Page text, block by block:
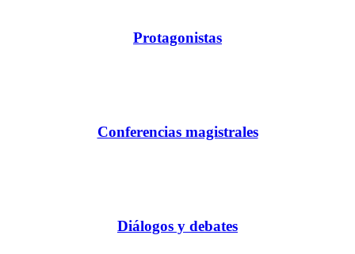
Protagonistas
Conferencias magistrales
Diálogos y debates